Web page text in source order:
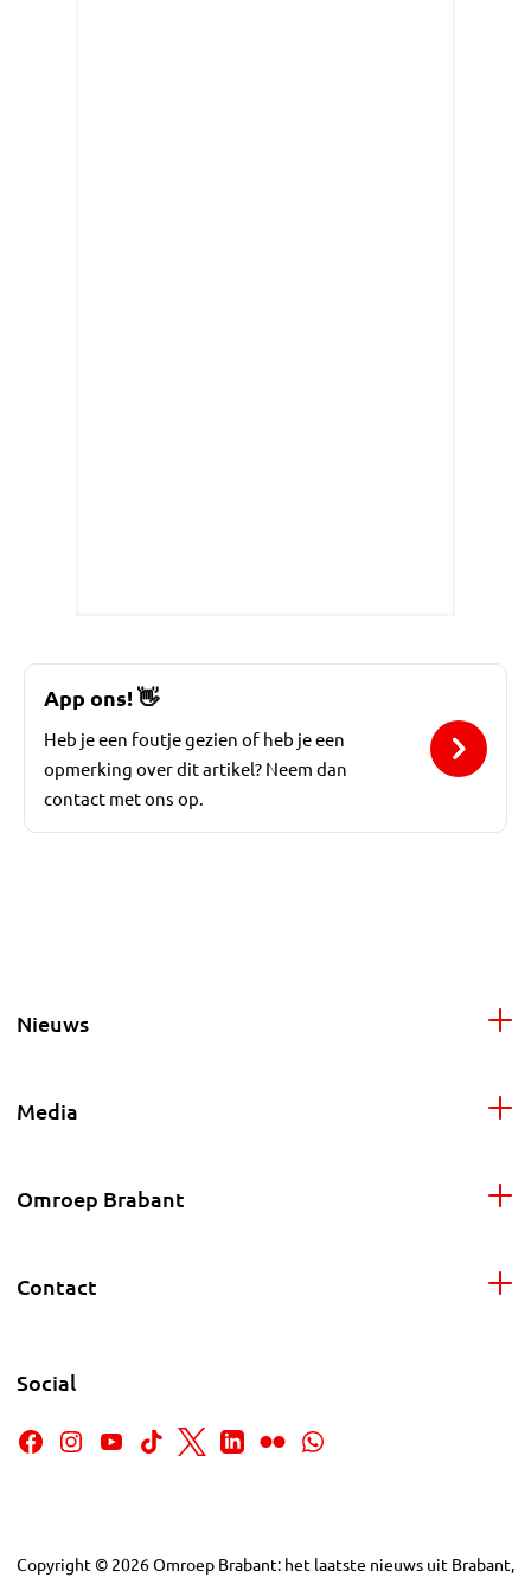
App ons!👋
Heb je een foutje gezien of heb je een
opmerking over dit artikel? Neem dan
contact met ons op.
Nieuws
Media
Omroep Brabant
Contact
Social
Copyright © 2026Omroep Brabant: het laatste nieuws uit Brabant,